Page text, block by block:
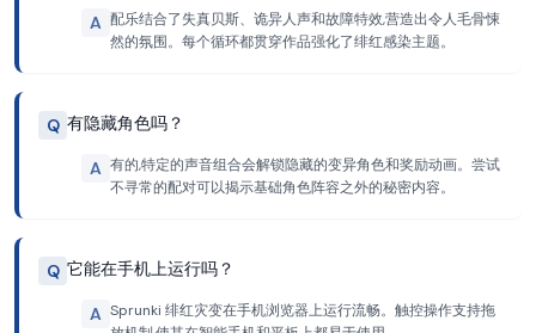
A 配乐结合了失真贝斯、诡异人声和故障特效,营造出令人毛骨悚
然的氛围。每个循环都贯穿作品强化了绯红感染主题。
Q 有隐藏角色吗？
A 有的,特定的声音组合会解锁隐藏的变异角色和奖励动画。尝试
不寻常的配对可以揭示基础角色阵容之外的秘密内容。
Q 它能在手机上运行吗？
A Sprunki 绯红灾变在手机浏览器上运行流畅。触控操作支持拖